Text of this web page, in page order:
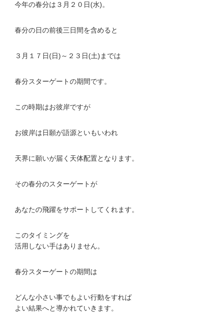
今年の春分は３月２０日(水)。
春分の日の前後三日間を含めると
３月１７日(日)～２３日(土)までは
春分スターゲートの期間です。
この時期はお彼岸ですが
お彼岸は日願が語源といもいわれ
天界に願いが届く天体配置となります。
その春分のスターゲートが
あなたの飛躍をサポートしてくれます。
このタイミングを
活用しない手はありません。
春分スターゲートの期間は
どんな小さい事でもよい行動をすれば
よい結果へと導かれていきます。